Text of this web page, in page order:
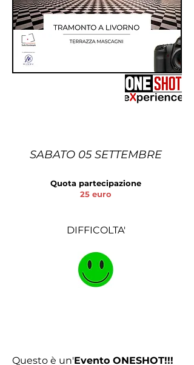
SABATO 05 SETTEMBRE
Quota partecipazione
25 euro
DIFFICOLTA'
Questo è un'Evento ONESHOT!!!